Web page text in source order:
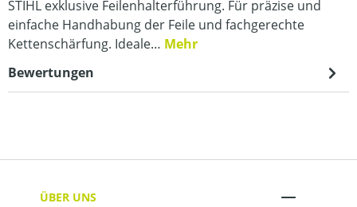
STIHL exklusive Feilenhalterführung. Für präzise und
einfache Handhabung der Feile und fachgerechte
Kettenschärfung. Ideale… Mehr
Bewertungen
ÜBER UNS